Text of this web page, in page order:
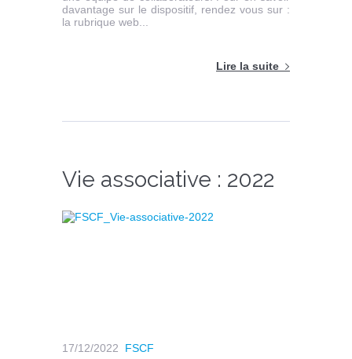
davantage sur le dispositif, rendez vous sur :
la rubrique web...
Lire la suite
Vie associative : 2022
17/12/2022
FSCF